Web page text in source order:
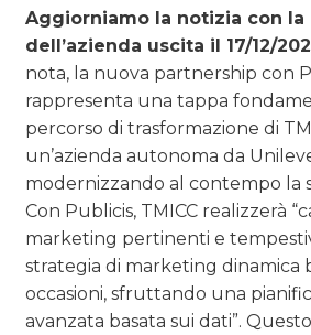
Aggiorniamo la notizia con
dell’azienda uscita il 17/12/
nota, la nuova partnership con
rappresenta una tappa
percorso di trasformazione di
un’azienda autonoma da
modernizzando al contempo la
Con Publicis, TMICC realizzerà
marketing pertinenti e
strategia di marketing dinamica
occasioni, sfruttando una
avanzata basata sui dati”.